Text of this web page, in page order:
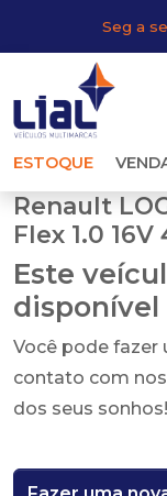
Seg a
ESTOQUE
Renault
Flex 1.0 16V
Este
disponível
Você pode fazer
contato com
dos seus sonhos!